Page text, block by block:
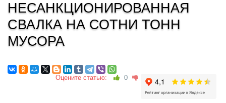
НЕСАНКЦИОНИРОВАННАЯ
СВАЛКА НА СОТНИ ТОНН
МУСОРА
Оцените статью: 0